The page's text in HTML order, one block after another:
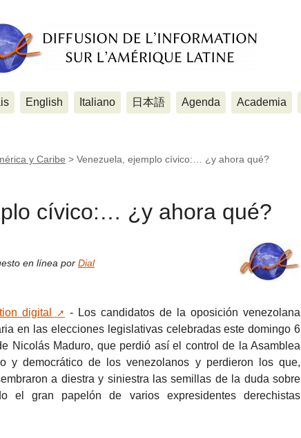
English Italiano 日本語 Agenda Academia
y Caribe > Venezuela, ejemplo cívico:… ¿y ahora qué?
cívico:… ¿y ahora qué?
en línea por Dial
digital
- Los candidatos de la oposición venezolana
en las elecciones legislativas celebradas este domingo 6
Nicolás Maduro, que perdió así el control de la Asamblea
y democrático de los venezolanos y perdieron los que,
a diestra y siniestra las semillas de la duda sobre
el gran papelón de varios expresidentes derechistas